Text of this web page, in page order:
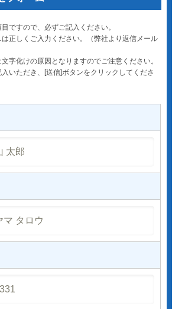
ですので、必ずご記入ください。
は正しくご入力ください。（弊社より返信メール
字化けの原因となりますのでご注意ください。
いただき、[送信]ボタンをクリックしてくださ